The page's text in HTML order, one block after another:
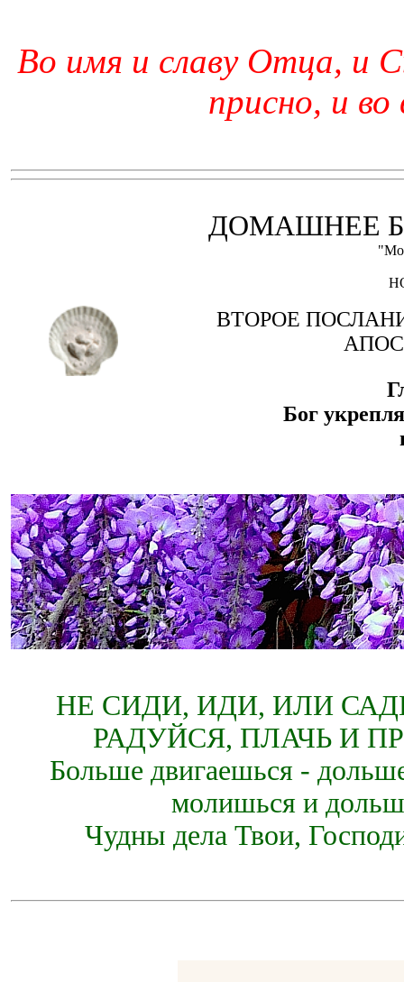
Во имя и славу Отца, и
присно, и во
ДОМАШНЕЕ
ВТОРОЕ
Бог
НЕ СИДИ, ИДИ, ИЛИ
РАДУЙСЯ, ПЛАЧЬ И
Больше двигаешься -
молишься и
Чудны дела Твои,